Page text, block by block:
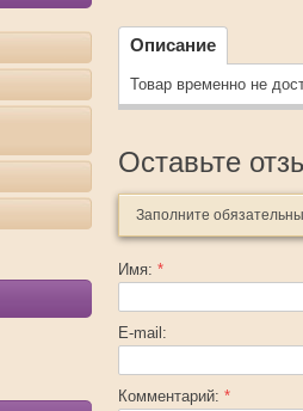
Описание
Товар временно не
Оставьте
Заполните
Имя: *
E-mail:
Комментарий: *